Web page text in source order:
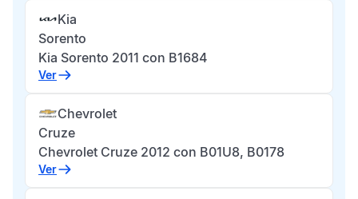
Kia
Sorento
Kia Sorento 2011 con B1684
Ver
Chevrolet
Cruze
Chevrolet Cruze 2012 con B01U8, B0178
Ver